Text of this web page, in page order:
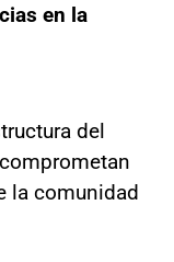
en la
del
la comunidad